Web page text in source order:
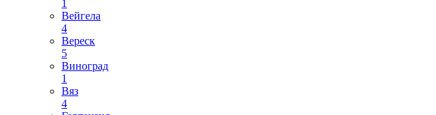
1
Вейгела
4
Вереск
5
Виноград
1
Вяз
4